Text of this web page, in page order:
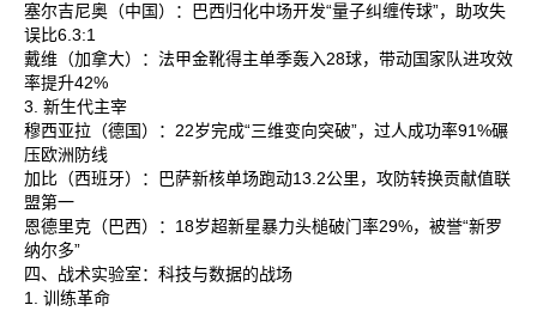
塞尔吉尼奥‌（中国）：巴西归化中场开发“量子纠缠传球”，助攻失
误比6.3:1‌
戴维‌（加拿大）：法甲金靴得主单季轰入28球，带动国家队进攻效
率提升42%‌
3. 新生代主宰
穆西亚拉‌（德国）：22岁完成“三维变向突破”，过人成功率91%碾
压欧洲防线‌
加比‌（西班牙）：巴萨新核单场跑动13.2公里，攻防转换贡献值联
盟第一‌
恩德里克‌（巴西）：18岁超新星暴力头槌破门率29%，被誉“新罗
纳尔多”‌
四、战术实验室：科技与数据的战场
1. 训练革命